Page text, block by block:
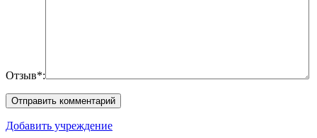
Отзыв*:
Добавить учреждение